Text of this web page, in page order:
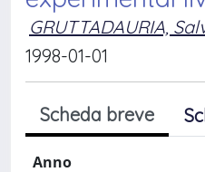
GRUTTADAURIA,
1998-01-01
Scheda breve
Anno